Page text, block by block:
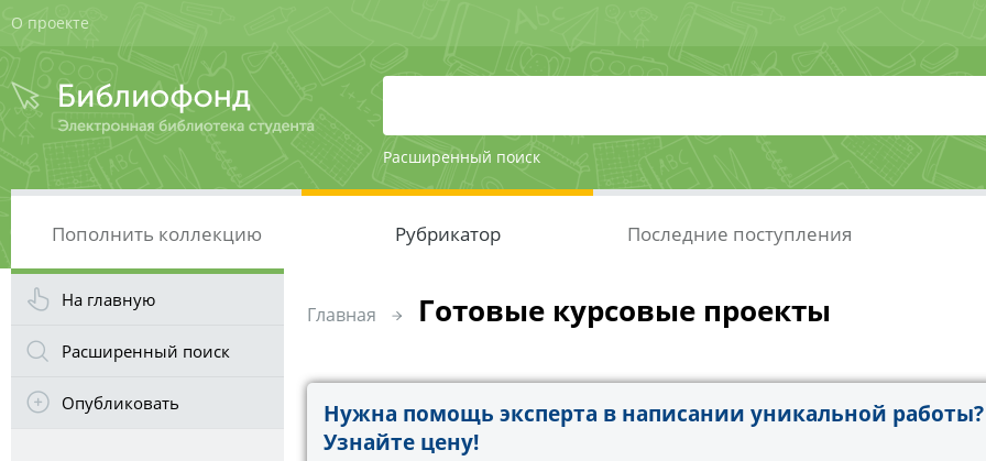
О проекте
Расширенный поиск
Пополнить коллекцию Рубрикатор Последние поступления
На главную
Расширенный поиск
Опубликовать
Главная Готовые курсовые проекты
Нужна помощь эксперта в написании уникальной работы?
Узнайте цену!